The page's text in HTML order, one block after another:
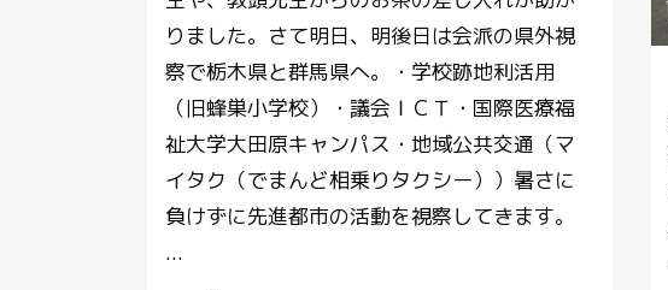
りました。さて明日、明後日は会派の県外視
察で栃木県と群馬県へ。・学校跡地利活用
（旧蜂巣小学校）・議会ＩＣＴ・国際医療福
祉大学大田原キャンパス・地域公共交通（マ
イタク（でまんど相乗りタクシー））暑さに
負けずに先進都市の活動を視察してきます。
...